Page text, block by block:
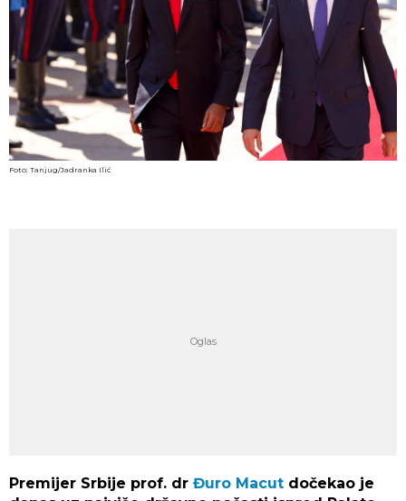
Foto: Tanjug/Jadranka Ilić
Premijer Srbije prof. dr Đuro Macut dočekao je